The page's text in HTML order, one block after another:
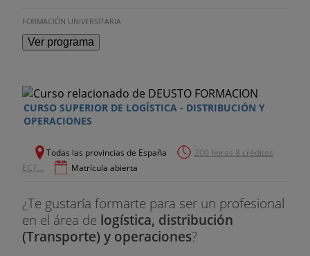
FORMACIÓN UNIVERSITARIA
Ver programa
CURSO SUPERIOR DE LOGÍSTICA - DISTRIBUCIÓN Y
OPERACIONES
Todas las provincias de España
200 horas 8 créditos
ECT...
Matrícula abierta
¿Te gustaría formarte para ser un profesional
en el área de logística, distribución
(Transporte) y operaciones?